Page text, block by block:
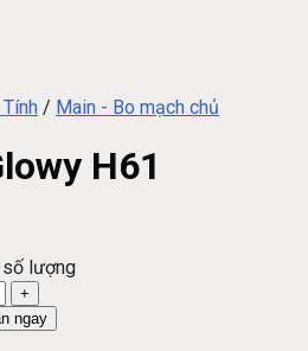
/ Main - Bo mạch chủ
H61
số lượng
ngay